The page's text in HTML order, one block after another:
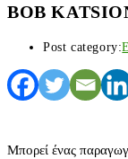
BOB
Post category:
Μπορεί ένας